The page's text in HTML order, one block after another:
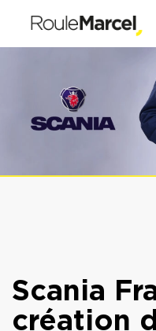
Scania
création